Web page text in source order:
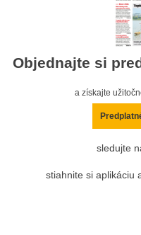
Objednajte si
a získajte
sledujte
stiahnite si aplikáciu